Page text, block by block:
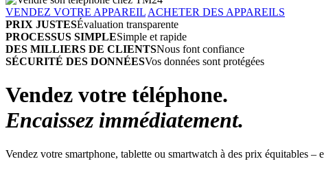
VENDEZ VOTRE APPAREIL ACHETER DES APPAREILS
PRIX JUSTESÉvaluation transparente
PROCESSUS SIMPLESimple et rapide
DES MILLIERS DE CLIENTSNous font confiance
SÉCURITÉ DES DONNÉESVos données sont protégées
Vendez votre téléphone.
Encaissez immédiatement.
Vendez votre smartphone, tablette ou smartwatch à des prix équitables –